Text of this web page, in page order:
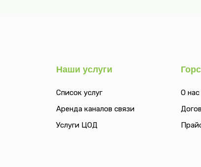
Наши услуги
Список услуг
Аренда каналов связи
Услуги ЦОД
О нас